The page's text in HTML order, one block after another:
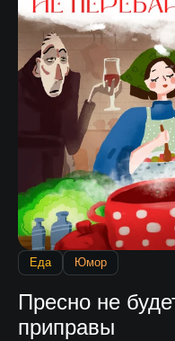
Еда Юмор
Пресно не
приправы